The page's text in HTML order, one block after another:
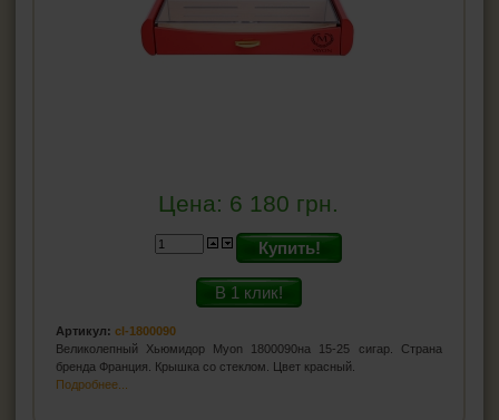
Цена: 6 180 грн.
Купить!
В 1 клик!
Артикул: cl-1800090
Великолепный Хьюмидор Myon 1800090на 15-25 сигар. Страна
бренда Франция. Крышка со стеклом. Цвет красный.
Подробнее...